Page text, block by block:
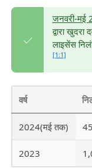
जनवरी-मई
द्वारा
लाइसेंस
[1:1]
वर्ष
2024(मई तक)
2023